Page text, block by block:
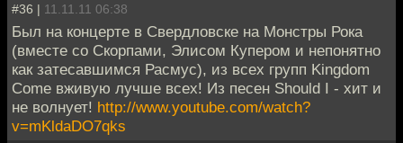
#36 | 11.11.11 06:38
Был на концерте в Свердловске на Монстры Рока
(вместе со Скорпами, Элисом Купером и непонятно
как затесавшимся Расмус), из всех групп Kingdom
Come вживую лучше всех! Из песен Should I - хит и
не волнует! http://www.youtube.com/watch?
v=mKldaDO7qks